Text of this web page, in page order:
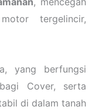
tergelincir,
yang berfungsi
Cover, serta
di dalam tanah